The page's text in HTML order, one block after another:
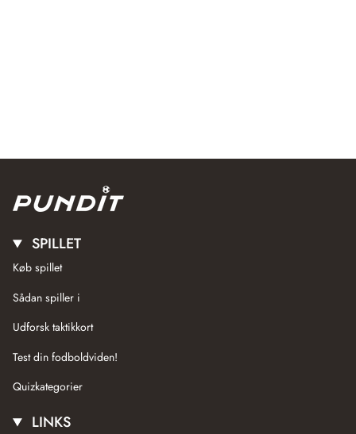
SPILLET
Køb spillet
Sådan spiller i
Udforsk taktikkort
Test din fodboldviden!
Quizkategorier
LINKS